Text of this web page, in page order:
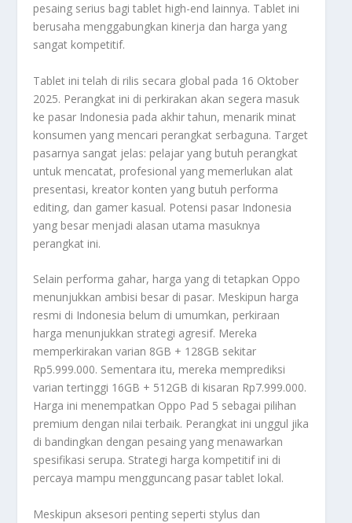
pesaing serius bagi tablet high-end lainnya. Tablet ini
berusaha menggabungkan kinerja dan harga yang
sangat kompetitif.
Tablet ini telah di rilis secara global pada 16 Oktober
2025. Perangkat ini di perkirakan akan segera masuk
ke pasar Indonesia pada akhir tahun, menarik minat
konsumen yang mencari perangkat serbaguna. Target
pasarnya sangat jelas: pelajar yang butuh perangkat
untuk mencatat, profesional yang memerlukan alat
presentasi, kreator konten yang butuh performa
editing, dan gamer kasual. Potensi pasar Indonesia
yang besar menjadi alasan utama masuknya
perangkat ini.
Selain performa gahar, harga yang di tetapkan Oppo
menunjukkan ambisi besar di pasar. Meskipun harga
resmi di Indonesia belum di umumkan, perkiraan
harga menunjukkan strategi agresif. Mereka
memperkirakan varian 8GB + 128GB sekitar
Rp5.999.000. Sementara itu, mereka memprediksi
varian tertinggi 16GB + 512GB di kisaran Rp7.999.000.
Harga ini menempatkan Oppo Pad 5 sebagai pilihan
premium dengan nilai terbaik. Perangkat ini unggul jika
di bandingkan dengan pesaing yang menawarkan
spesifikasi serupa. Strategi harga kompetitif ini di
percaya mampu mengguncang pasar tablet lokal.
Meskipun aksesori penting seperti stylus dan